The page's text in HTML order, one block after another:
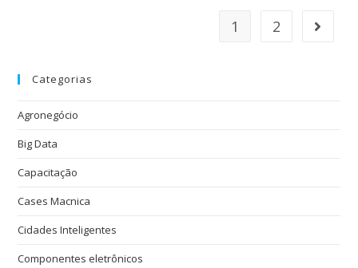
1 2
Categorias
Agronegócio
Big Data
Capacitação
Cases Macnica
Cidades Inteligentes
Componentes eletrônicos